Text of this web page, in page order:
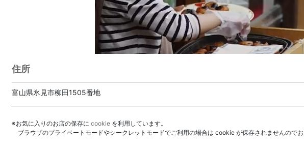
住所
富山県氷見市柳田1505番地
※お気に入りのお店の保存に cookie を利用しています。
ブラウザのプライベートモードやシークレットモードでご利用の場合は cookie が保存されませんのでお